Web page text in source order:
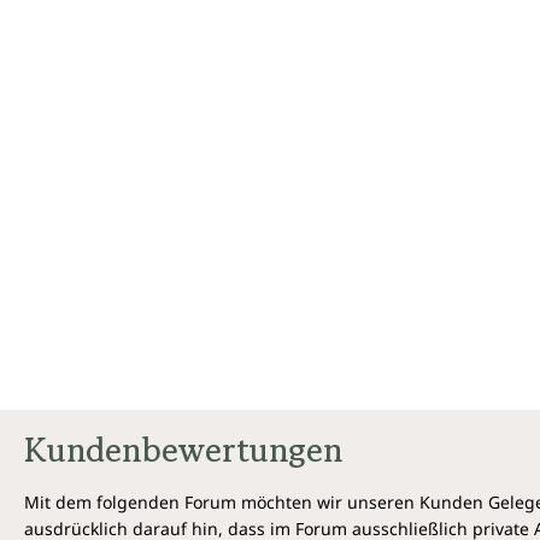
Kundenbewertungen
Mit dem folgenden Forum möchten wir unseren Kunden
ausdrücklich darauf hin, dass im Forum ausschließlich